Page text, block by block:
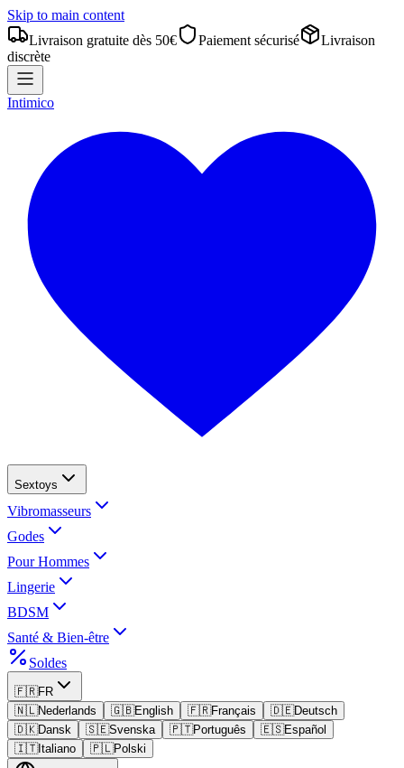
Skip to main content
Livraison gratuite dès 50€
Paiement sécurisé
Livraison
discrète
Intimico
Sextoys
Vibromasseurs
Godes
Pour Hommes
Lingerie
BDSM
Santé & Bien-être
Soldes
🇫🇷FR
🇳🇱Nederlands 🇬🇧English 🇫🇷Français 🇩🇪Deutsch
🇩🇰Dansk 🇸🇪Svenska 🇵🇹Português 🇪🇸Español
🇮🇹Italiano 🇵🇱Polski